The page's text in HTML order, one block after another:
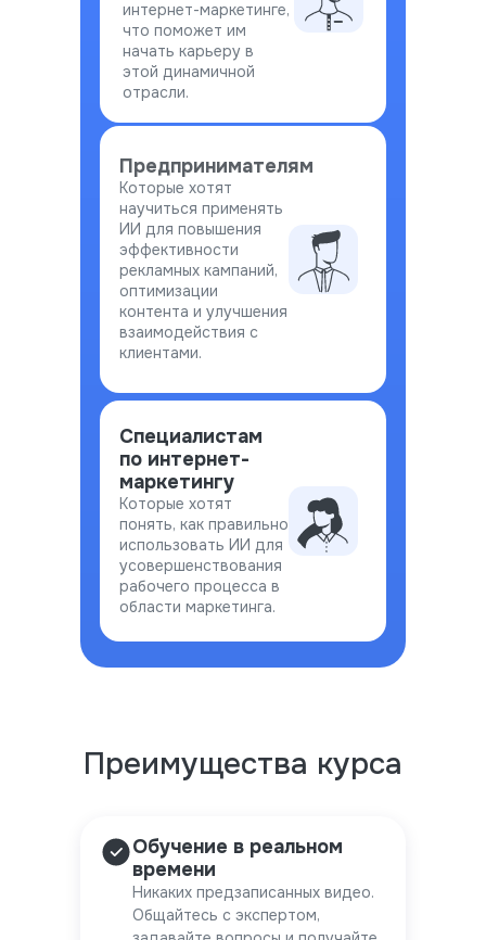
Предпринимателям
Которые хотят
научиться применять
ИИ для повышения
эффективности
рекламных кампаний,
оптимизации
контента и улучшения
взаимодействия с
клиентами.
интернет-маркетинге,
что поможет им
начать карьеру в
этой динамичной
отрасли.
Специалистам
по интернет-
маркетингу
Которые хотят
понять, как правильно
использовать ИИ для
усовершенствования
рабочего процесса в
области маркетинга.
Обучение в реальном
времени
Никаких предзаписанных видео.
Общайтесь с экспертом,
Преимущества курса